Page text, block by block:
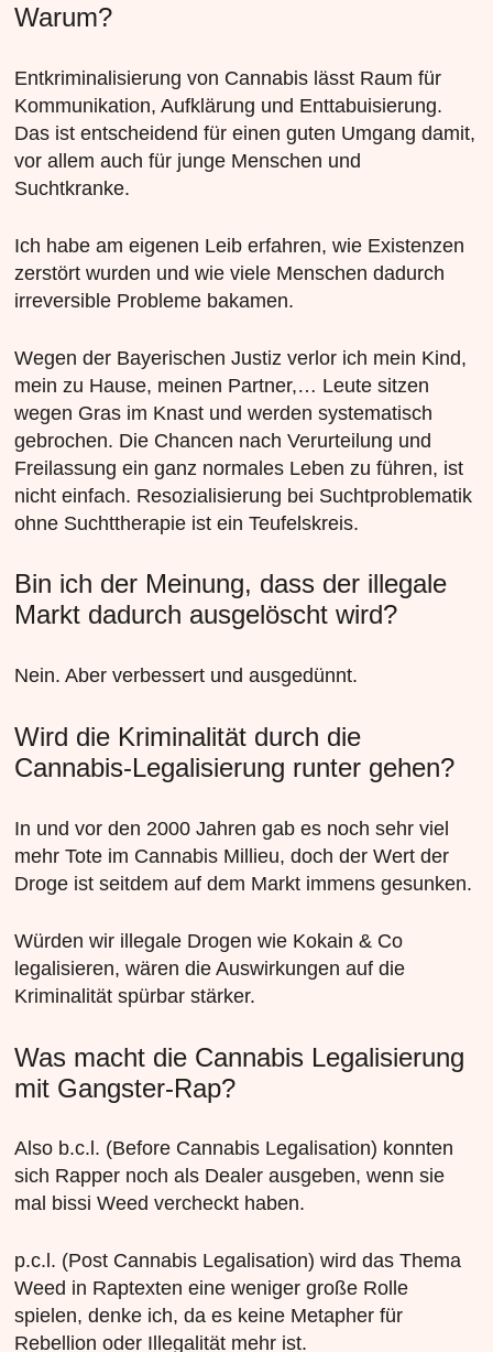
Warum?
Entkriminalisierung von Cannabis lässt Raum für
Kommunikation, Aufklärung und Enttabuisierung.
Das ist entscheidend für einen guten Umgang damit,
vor allem auch für junge Menschen und
Suchtkranke.
Ich habe am eigenen Leib erfahren, wie Existenzen
zerstört wurden und wie viele Menschen dadurch
irreversible Probleme bakamen.
Wegen der Bayerischen Justiz verlor ich mein Kind,
mein zu Hause, meinen Partner,… Leute sitzen
wegen Gras im Knast und werden systematisch
gebrochen. Die Chancen nach Verurteilung und
Freilassung ein ganz normales Leben zu führen, ist
nicht einfach. Resozialisierung bei Suchtproblematik
ohne Suchttherapie ist ein Teufelskreis.
Bin ich der Meinung, dass der illegale
Markt dadurch ausgelöscht wird?
Nein. Aber verbessert und ausgedünnt.
Wird die Kriminalität durch die
Cannabis-Legalisierung runter gehen?
In und vor den 2000 Jahren gab es noch sehr viel
mehr Tote im Cannabis Millieu, doch der Wert der
Droge ist seitdem auf dem Markt immens gesunken.
Würden wir illegale Drogen wie Kokain & Co
legalisieren, wären die Auswirkungen auf die
Kriminalität spürbar stärker.
Was macht die Cannabis Legalisierung
mit Gangster-Rap?
Also b.c.l. (Before Cannabis Legalisation) konnten
sich Rapper noch als Dealer ausgeben, wenn sie
mal bissi Weed vercheckt haben.
p.c.l. (Post Cannabis Legalisation) wird das Thema
Weed in Raptexten eine weniger große Rolle
spielen, denke ich, da es keine Metapher für
Rebellion oder Illegalität mehr ist.